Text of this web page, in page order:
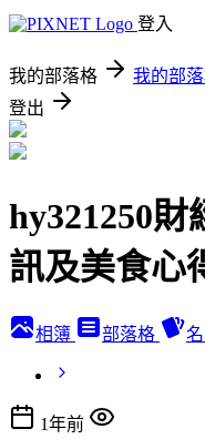
登入
我的部落格 我的部
登出
hy321250
訊及美食心
相簿 部落格
1年前